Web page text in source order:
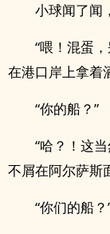
小球闻了闻
“喂！混蛋
在港口岸上拿着
“你的船？”
“哈？！这
不屑在阿尔萨斯
“你们的船？